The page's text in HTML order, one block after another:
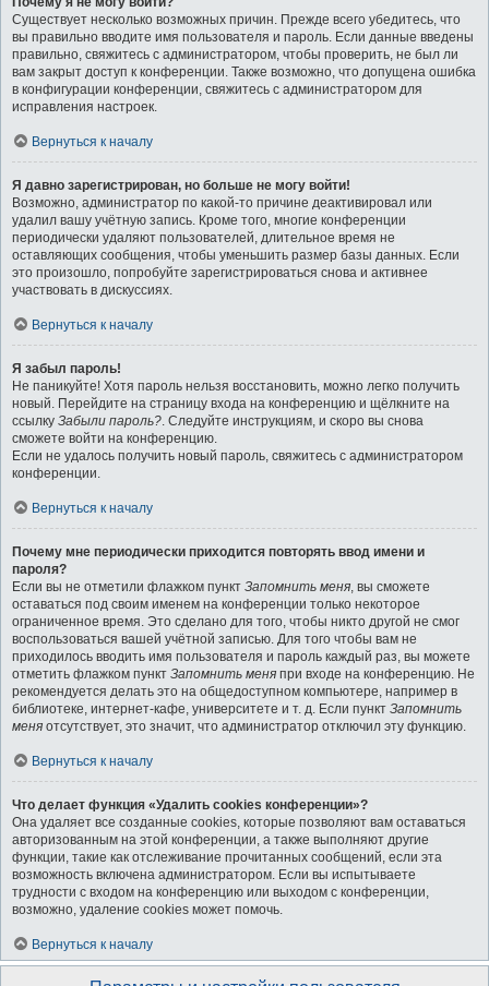
Существует несколько возможных причин. Прежде всего убедитесь, что
вы правильно вводите имя пользователя и пароль. Если данные введены
правильно, свяжитесь с администратором, чтобы проверить, не был ли
вам закрыт доступ к конференции. Также возможно, что допущена ошибка
в конфигурации конференции, свяжитесь с администратором для
исправления настроек.
Вернуться к началу
Я давно зарегистрирован, но больше не могу войти!
Возможно, администратор по какой-то причине деактивировал или
удалил вашу учётную запись. Кроме того, многие конференции
периодически удаляют пользователей, длительное время не
оставляющих сообщения, чтобы уменьшить размер базы данных. Если
это произошло, попробуйте зарегистрироваться снова и активнее
участвовать в дискуссиях.
Вернуться к началу
Я забыл пароль!
Не паникуйте! Хотя пароль нельзя восстановить, можно легко получить
новый. Перейдите на страницу входа на конференцию и щёлкните на
ссылку Забыли пароль?. Следуйте инструкциям, и скоро вы снова
сможете войти на конференцию.
Если не удалось получить новый пароль, свяжитесь с администратором
конференции.
Вернуться к началу
Почему мне периодически приходится повторять ввод имени и
пароля?
Если вы не отметили флажком пункт Запомнить меня, вы сможете
оставаться под своим именем на конференции только некоторое
ограниченное время. Это сделано для того, чтобы никто другой не смог
воспользоваться вашей учётной записью. Для того чтобы вам не
приходилось вводить имя пользователя и пароль каждый раз, вы можете
отметить флажком пункт Запомнить меня при входе на конференцию. Не
рекомендуется делать это на общедоступном компьютере, например в
библиотеке, интернет-кафе, университете и т. д. Если пункт Запомнить
меня отсутствует, это значит, что администратор отключил эту функцию.
Вернуться к началу
Что делает функция «Удалить cookies конференции»?
Она удаляет все созданные cookies, которые позволяют вам оставаться
авторизованным на этой конференции, а также выполняют другие
функции, такие как отслеживание прочитанных сообщений, если эта
возможность включена администратором. Если вы испытываете
трудности с входом на конференцию или выходом с конференции,
возможно, удаление cookies может помочь.
Вернуться к началу